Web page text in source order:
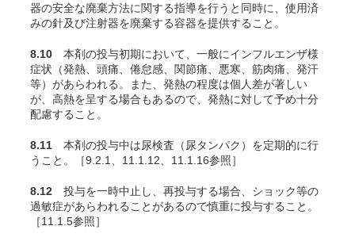
器の安全な廃棄方法に関する指導を行うと同時に、使用済
みの針及び注射器を廃棄する容器を提供すること。
8.10 本剤の投与初期において、一般にインフルエンザ様
症状（発熱、頭痛、倦怠感、関節痛、悪寒、筋肉痛、発汗
等）があらわれる。また、発熱の程度は個人差が著しい
が、高熱を呈する場合もあるので、発熱に対して予め十分
配慮すること。
8.11 本剤の投与中は尿検査（尿タンパク）を定期的に行
うこと。［9.2.1、11.1.12、11.1.16参照］
8.12 投与を一時中止し、再投与する場合、ショック等の
過敏症があらわれることがあるので慎重に投与すること。
［11.1.5参照］